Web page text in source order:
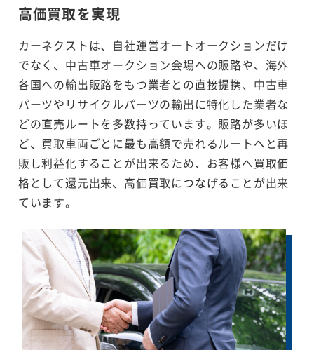
高価買取を実現
カーネクストは、自社運営オートオークションだけ
でなく、中古車オークション会場への販路や、海外
各国への輸出販路をもつ業者との直接提携、中古車
パーツやリサイクルパーツの輸出に特化した業者な
どの直売ルートを多数持っています。販路が多いほ
ど、買取車両ごとに最も高額で売れるルートへと再
販し利益化することが出来るため、お客様へ買取価
格として還元出来、高価買取につなげることが出来
ています。